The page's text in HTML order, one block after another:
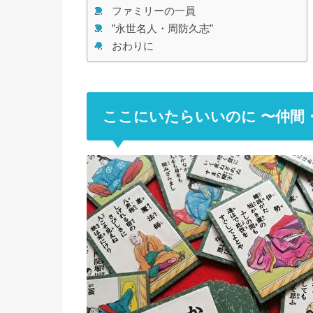
ファミリーの一員
”永世名人・周防久志”
おわりに
ここにいたらいいのに 〜仲間